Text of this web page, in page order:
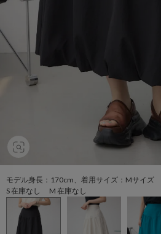
モデル身長：170cm、着用サイズ：Mサイズ
S 在庫なし M 在庫なし